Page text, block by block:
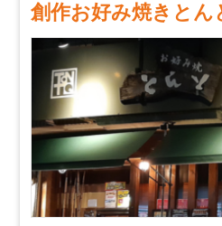
創作お好み焼きと